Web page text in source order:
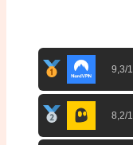
9,3/
8,2/